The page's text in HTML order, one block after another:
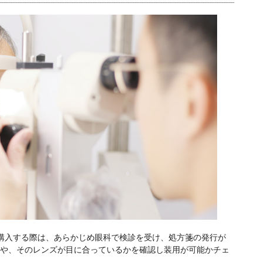
する際は、あらかじめ眼科で検診を受け、処方箋の発行が
、そのレンズが目に合っているかを確認し装用が可能かチェ